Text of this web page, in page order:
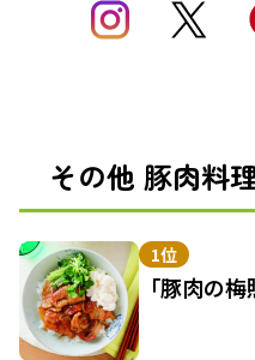
その他 豚肉料
1位
「豚肉の